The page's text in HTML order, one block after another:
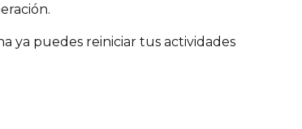
ya puedes reiniciar tus actividades